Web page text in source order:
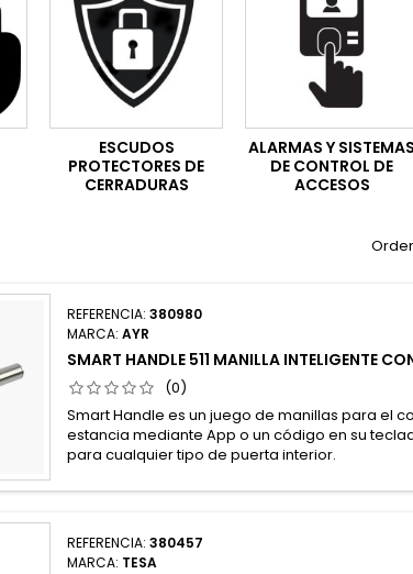
ESCUDOS
PROTECTORES DE
CERRADURAS
ALARMAS Y SISTEMAS
DE CONTROL DE
ACCESOS
REFERENCIA:380980
MARCA:AYR
SMART HANDLE 511 MANILLA INTELIGENTE
(0)
Smart Handle es un juego de manillas para el
estancia mediante App o un código en su
para cualquier tipo de puerta interior.
REFERENCIA:380457
MARCA: TESA